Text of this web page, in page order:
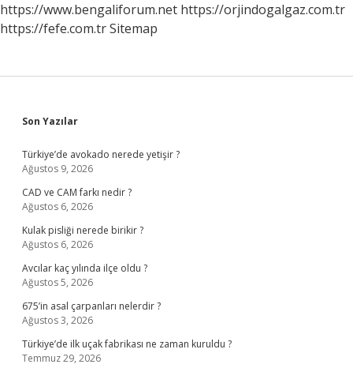
https://www.bengaliforum.net https://orjindogalgaz.com.tr
https://fefe.com.trSitemap
Sidebar
Son Yazılar
Türkiye’de avokado nerede yetişir ?
Ağustos 9, 2026
CAD ve CAM farkı nedir ?
Ağustos 6, 2026
Kulak pisliği nerede birikir ?
Ağustos 6, 2026
Avcılar kaç yılında ilçe oldu ?
Ağustos 5, 2026
675’in asal çarpanları nelerdir ?
Ağustos 3, 2026
Türkiye’de ilk uçak fabrikası ne zaman kuruldu ?
Temmuz 29, 2026